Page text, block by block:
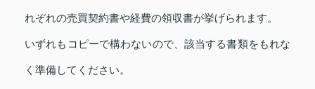
れぞれの売買契約書や経費の領収書が挙げられます。
いずれもコピーで構わないので、該当する書類をもれな
く準備してください。